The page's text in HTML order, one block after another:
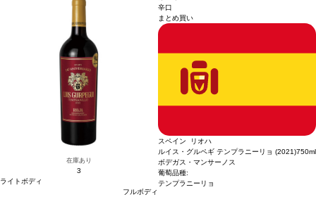
ンテージ；6ヵ月熟成-グラシアーノ2015ヴィンテージ；30ヵ月熟成 ブレンド後3
ヵ月間瓶内熟成しリリース＞
在庫あり
3
ライトボディ
フルボディ
辛口
まとめ買い
スペイン リオハ
ルイス・グルペギ テンプラニーリョ (2021)750ml
ボデガス・マンサーノス
葡萄品種:
テンプラニーリョ